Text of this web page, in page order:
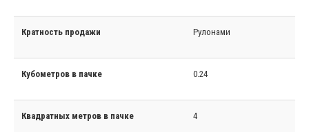
Кратность продажи Рулонами
Кубометров в пачке 0.24
Квадратных метров в пачке 4